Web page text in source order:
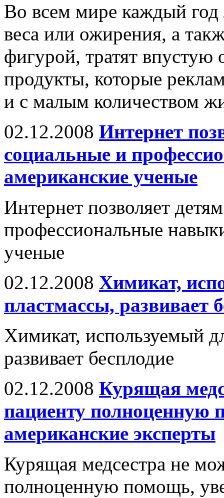
Во всем мире каждый
веса или ожирения, а
фигурой, тратят
продукты, которые
и с малым количеством
02.12.2008 Интернет
социальные и
американские ученые
Интернет позволяет
профессиональные
ученые
02.12.2008 Химикат,
пластмассы, развивает
Химикат, используемый
развивает бесплодие
02.12.2008 Курящая
пациенту полноценную
американские эксперты
Курящая медсестра не
полноценную помощь,